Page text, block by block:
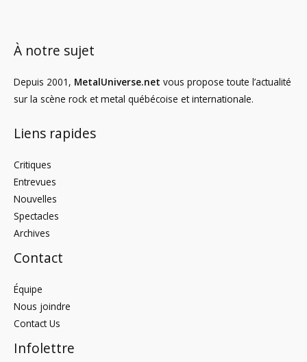
À notre sujet
Depuis 2001, MetalUniverse.net vous propose toute l’actualité
sur la scène rock et metal québécoise et internationale.
Liens rapides
Critiques
Entrevues
Nouvelles
Spectacles
Archives
Contact
Équipe
Nous joindre
Contact Us
Infolettre